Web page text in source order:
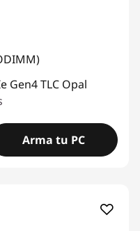
Gen4 TLC Opal
Arma tu PC